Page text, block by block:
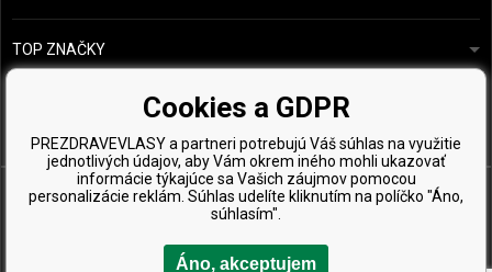
Vzorky zdarma
TOP ZNAČKY
Kérastase
Wella Professionals
Zenz Organic
Cookies a GDPR
PREZDRAVEVLASY a partneri potrebujú Váš súhlas na využitie
jednotlivých údajov, aby Vám okrem iného mohli ukazovať
informácie týkajúce sa Vašich záujmov pomocou
personalizácie reklám. Súhlas udelíte kliknutím na políčko "Áno,
súhlasím".
Áno, akceptujem